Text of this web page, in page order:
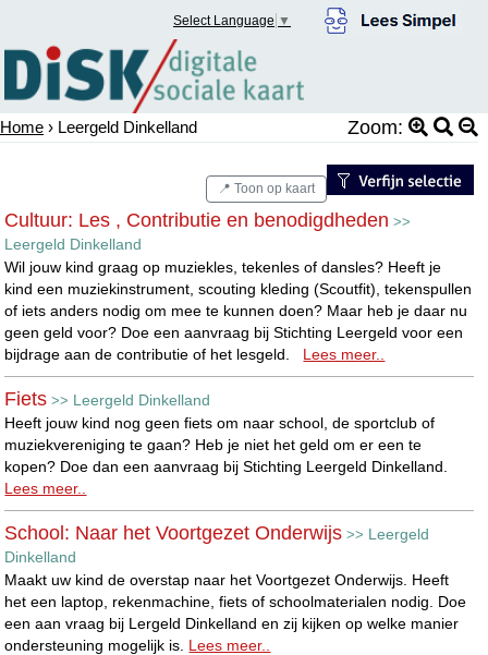
Select Language ▼
Home › Leergeld Dinkelland Zoom:
📍 Toon op kaart
Cultuur: Les , Contributie en benodigdheden >>
Leergeld Dinkelland
Wil jouw kind graag op muziekles, tekenles of dansles? Heeft je
kind een muziekinstrument, scouting kleding (Scoutfit), tekenspullen
of iets anders nodig om mee te kunnen doen? Maar heb je daar nu
geen geld voor? Doe een aanvraag bij Stichting Leergeld voor een
bijdrage aan de contributie of het lesgeld. Lees meer..
Fiets >> Leergeld Dinkelland
Heeft jouw kind nog geen fiets om naar school, de sportclub of
muziekvereniging te gaan? Heb je niet het geld om er een te
kopen? Doe dan een aanvraag bij Stichting Leergeld Dinkelland.
Lees meer..
School: Naar het Voortgezet Onderwijs >> Leergeld
Dinkelland
Maakt uw kind de overstap naar het Voortgezet Onderwijs. Heeft
het een laptop, rekenmachine, fiets of schoolmaterialen nodig. Doe
een aan vraag bij Lergeld Dinkelland en zij kijken op welke manier
ondersteuning mogelijk is. Lees meer..